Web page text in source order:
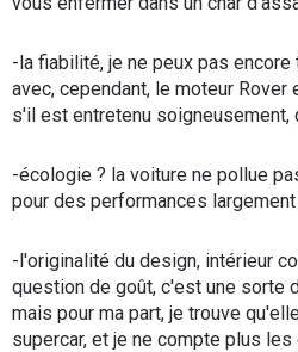
-la fiabilité, je ne peux pas encore
avec, cependant, le moteur
s'il est entretenu soigneusement,
-écologie ? la voiture ne pollue
pour des performances
-l'originalité du design, intérieur
question de goût, c'est une sorte
mais pour ma part, je trouve
supercar, et je ne compte plus